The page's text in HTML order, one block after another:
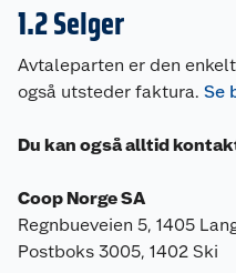
1.2 Selger
Avtaleparten er den
også utsteder faktura. Se
Du kan også alltid
Coop Norge SA
Regnbueveien 5, 1405
Postboks 3005, 1402 Ski